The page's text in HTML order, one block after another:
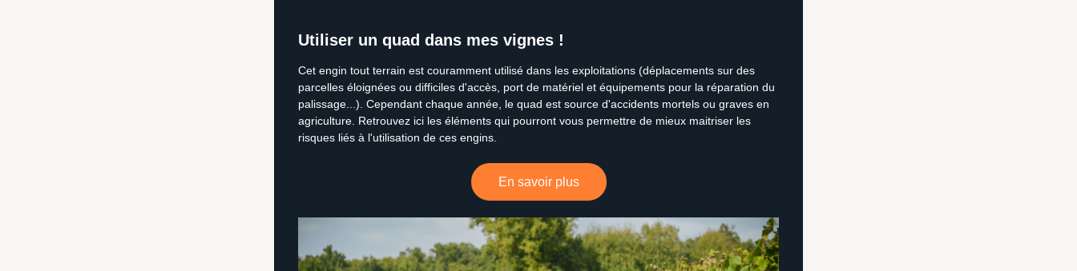
Utiliser un quad dans mes vignes !
Cet engin tout terrain est couramment utilisé dans les exploitations (déplacements sur des
parcelles éloignées ou difficiles d'accès, port de matériel et équipements pour la réparation du
palissage...). Cependant chaque année, le quad est source d'accidents mortels ou graves en
agriculture. Retrouvez ici les éléments qui pourront vous permettre de mieux maitriser les
risques liés à l'utilisation de ces engins.
En savoir plus